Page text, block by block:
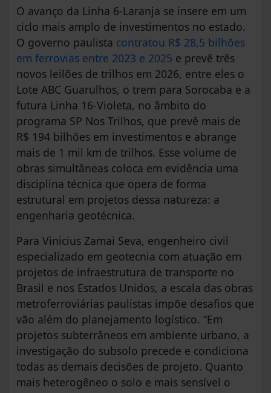
O avanço da Linha 6-Laranja se insere em um
ciclo mais amplo de investimentos no estado.
O governo paulista contratou R$ 28,5 bilhões
em ferrovias entre 2023 e 2025 e prevê três
novos leilões de trilhos em 2026, entre eles o
Lote ABC Guarulhos, o trem para Sorocaba e a
futura Linha 16-Violeta, no âmbito do
programa SP Nos Trilhos, que prevê mais de
R$ 194 bilhões em investimentos e abrange
mais de 1 mil km de trilhos. Esse volume de
obras simultâneas coloca em evidência uma
disciplina técnica que opera de forma
estrutural em projetos dessa natureza: a
engenharia geotécnica.
Para Vinicius Zamai Seva, engenheiro civil
especializado em geotecnia com atuação em
projetos de infraestrutura de transporte no
Brasil e nos Estados Unidos, a escala das obras
metroferroviárias paulistas impõe desafios que
vão além do planejamento logístico. “Em
projetos subterrâneos em ambiente urbano, a
investigação do subsolo precede e condiciona
todas as demais decisões de projeto. Quanto
mais heterogêneo o solo e mais sensível o